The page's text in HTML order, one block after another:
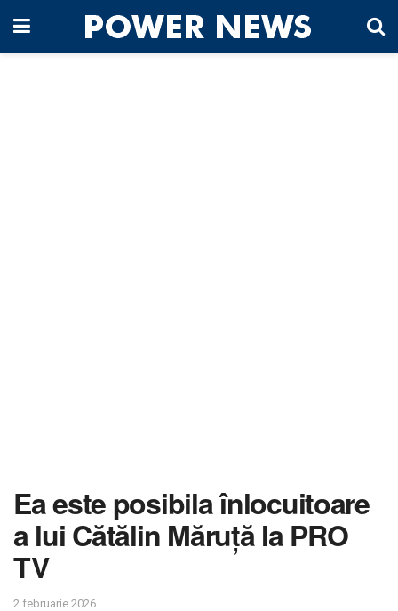
Ea este posibila înlocuitoare
a lui Cătălin Măruță la PRO
TV
2 februarie 2026